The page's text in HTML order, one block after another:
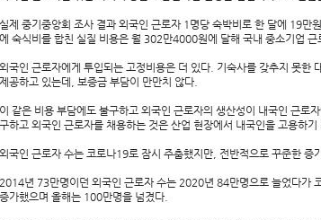
실제 중기중앙회 조사 결과 외국인 근로자 1명당 숙박비로 한 달에 19
에 숙식비를 합친 실질 비용은 월 302만4000원에 달해 국내 중소기업 근
외국인 근로자에게 투입되는 고정비용은 더 있다. 기숙사를 갖추지 못한
제공하고 있는데, 보증금 부담이 만만치 않다.
이 같은 비용 부담에도 불구하고 외국인 근로자의 생산성이 내국인 근로
구하고 외국인 근로자를 채용하는 것은 산업 현장에서 내국인을 고용하기
외국인 근로자 수는 코로나19로 잠시 주춤했지만, 전반적으로 꾸준한 증
2014년 73만명이던 외국인 근로자 수는 2020년 84만명으로 늘었다가
증가했으며 올해는 100만명을 넘겼다.